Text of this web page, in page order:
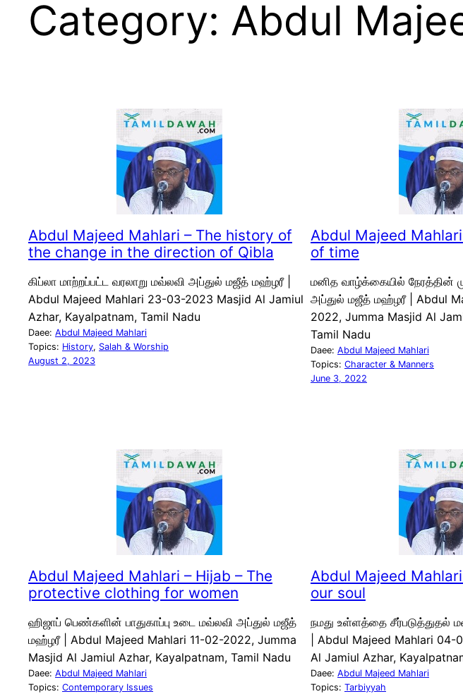
Category: Abdul
Abdul Majeed Mahlari – The history of
the change in the direction of Qibla
கிப்லா மாற்றப்பட்ட வரலாறு மவ்லவி அப்துல் மஜீத் மஹ்ழரீ |
Abdul Majeed Mahlari 23-03-2023 Masjid Al Jamiul
Azhar, Kayalpatnam, Tamil Nadu
Daee: Abdul Majeed Mahlari
Topics: History, Salah & Worship
August 2, 2023
Abdul Majeed
of time
மனித வாழ்க்கையில் நேரத்தின்
அப்துல் மஜீத் மஹ்ழரீ | Abdul
2022, Jumma Masjid Al
Tamil Nadu
Daee: Abdul Majeed Mahlari
Topics: Character & Manners
June 3, 2022
Abdul Majeed Mahlari – Hijab – The
protective clothing for women
ஹிஜாப் பெண்களின் பாதுகாப்பு உடை மவ்லவி அப்துல் மஜீத்
மஹ்ழரீ | Abdul Majeed Mahlari 11-02-2022, Jumma
Masjid Al Jamiul Azhar, Kayalpatnam, Tamil Nadu
Daee: Abdul Majeed Mahlari
Topics: Contemporary Issues
Abdul Majeed
our soul
நமது உள்ளத்தை சீர்படுத்துதல்
| Abdul Majeed Mahlari
Al Jamiul Azhar,
Daee: Abdul Majeed Mahlari
Topics: Tarbiyyah